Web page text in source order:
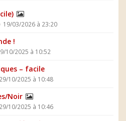
19/03/2026 à 23:20
!
10/2025 à 10:52
– facile
29/10/2025 à 10:48
Noir
29/10/2025 à 10:46